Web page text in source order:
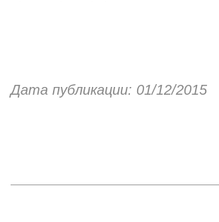
Дата публикации: 01/12/2015